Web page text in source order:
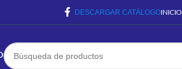
DESCARGAR CATÁLOGO